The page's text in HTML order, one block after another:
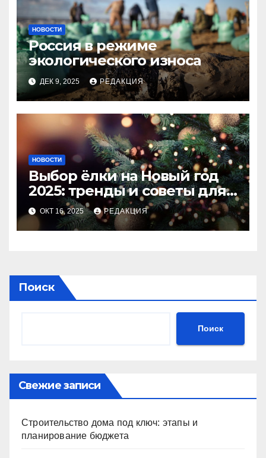
НОВОСТИ
Россия в режиме
экологического износа
ДЕК 9, 2025 РЕДАКЦИЯ
НОВОСТИ
Выбор ёлки на Новый год
2025: тренды и советы для
идеального праздника
ОКТ 16, 2025 РЕДАКЦИЯ
Поиск
Поиск
Свежие записи
Строительство дома под ключ: этапы и
планирование бюджета